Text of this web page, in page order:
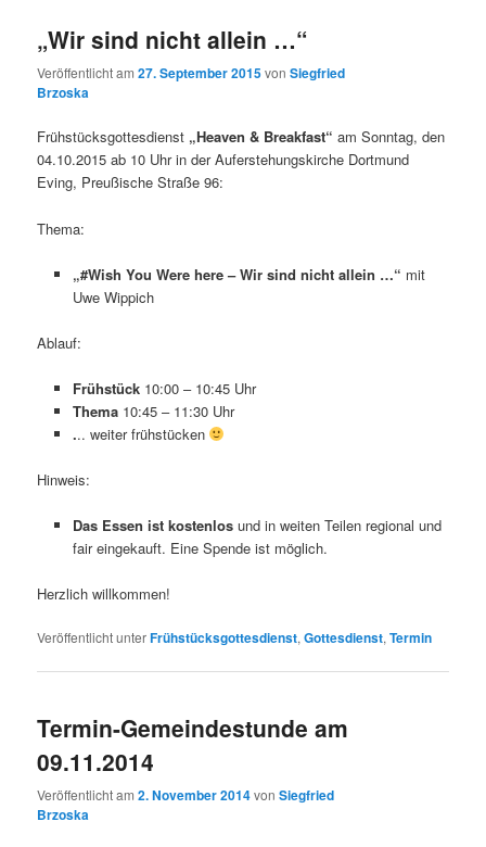
„Wir sind nicht allein …“
Veröffentlicht am27. September 2015vonSiegfried
Brzoska
Frühstücksgottesdienst „Heaven & Breakfast“ am Sonntag, den
04.10.2015 ab 10 Uhr in der Auferstehungskirche Dortmund
Eving, Preußische Straße 96:
Thema:
„#Wish You Were here – Wir sind nicht allein …“ mit
Uwe Wippich
Ablauf:
Frühstück 10:00 – 10:45 Uhr
Thema10:45 – 11:30 Uhr
... weiter frühstücken
Hinweis:
Das Essen ist kostenlos und in weiten Teilen regional und
fair eingekauft. Eine Spende ist möglich.
Herzlich willkommen!
Veröffentlicht unterFrühstücksgottesdienst,Gottesdienst,Termin
Termin-Gemeindestunde am
09.11.2014
Veröffentlicht am2. November 2014vonSiegfried
Brzoska